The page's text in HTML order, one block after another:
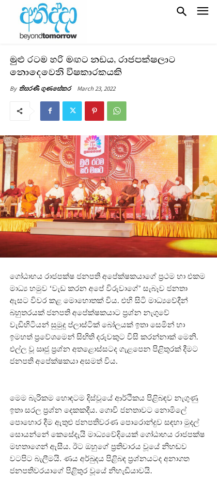
මුළු රටම හරි මඟට නඩය, රාජපක්ෂලාට
නොදෙවෙනි විෂකාරකයකි
By තිසරණී ගුණසේකර March 23, 2022
ගෝඨාභය රාජපක්ෂ ජනපති අපේක්ෂකයාගේ ප්‍රථම හා එකම
මාධ්‍ය හමුව ‘වැඩ කරන අපේ විරුවාගේ’ සැබෑව ජනතා
ඇසට විවර කළ මොහොතක් විය. එහි සිටි මාධ්‍යවේදීන්
බහුතරයක් ජනපති අපේක්ෂකයාට ප්‍රශ්න නැගුවේ
වැඩිහිටියන් සුමුදු ප්ලාස්ටික් බෝලයක් ඉතා සෙමින් හා
ඉමහත් ප්‍රවේශමෙන් සිඟිති දරුවකුට විසි කරන්නාක් මෙනි.
එල්ල වූ ඍජු ප්‍රශ්න අතළොස්සටද ගැළපෙන පිළිතුරක් දීමට
ජනපති අපේක්ෂකයා අසමත් විය.
මෙම බැරිකම හොඳටම දිස්වූයේ ආර්ථිකය පිළිබඳව නැගුණු
ඉතා සරල ප්‍රශ්න දෙකකදීය. ගොවි ජනතාවට නොමිලේ
පොහොර දීම ඇතුළු ජනපතිවරණ පොරොන්දුව සඳහා මුදල්
සොයන්නේ කෙසේදැයි මාධ්‍යවේදියෙක් ගෝඨාභය රාජපක්ෂ
මහතාගෙන් ඇසීය. ඊට ඔහුගේ ප්‍රතිචාරය වූයේ නිහඬව
වටපිට බැලීමයි. ණය අර්බුදය පිළිබඳ ප්‍රශ්නයටද අනාගත
ජනපතිවරයාගේ පිළිතුර වූයේ නිහැඬියාවයි.